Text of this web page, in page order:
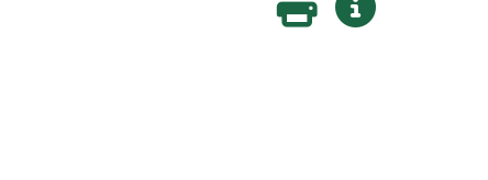
Seite druckenWeitere Infos